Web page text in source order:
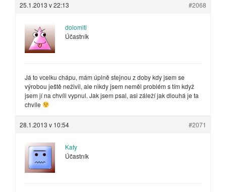
25.1.2013 v 22:13 #2068
dolomiti
Účastník
Já to vcelku chápu, mám úplně stejnou z doby kdy jsem se
výrobou ještě neživil, ale nikdy jsem neměl problém s tím když
jsem jí na chvíli vypnul. Jak jsem psal, asi záleží jak dlouhá je ta
chvíle
28.1.2013 v 10:54 #2071
Katy
Účastník